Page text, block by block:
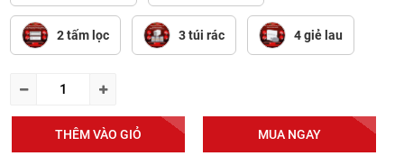
2 tấm lọc 3 túi rác 4 giẻ lau
THÊM VÀO GIỎ MUA NGAY